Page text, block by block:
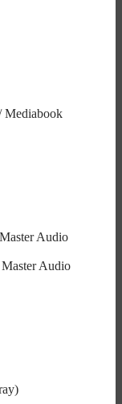
Mediabook
Audio
Audio